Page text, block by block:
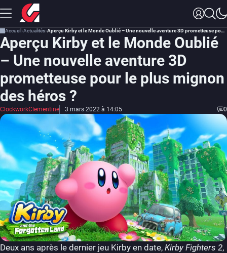
Accueil Actualités Aperçu Kirby et le Monde Oublié – Une nouvelle aventure 3D prometteuse pour le plus mignon des héros ?
Aperçu Kirby et le Monde Oublié
– Une nouvelle aventure 3D
prometteuse pour le plus mignon
des héros ?
ClockworkClementine 3 mars 2022 à 14:05 0
Deux ans après le dernier jeu Kirby en date, Kirby Fighters 2,